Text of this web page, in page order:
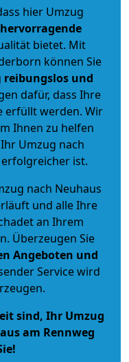
hier Umzug
hervorragende
bietet. Mit
können Sie
reibungslos und
dafür, dass Ihre
erfüllt werden. Wir
Ihnen zu helfen
Umzug nach
ist.
nach Neuhaus
und alle Ihre
an Ihrem
Überzeugen Sie
Angeboten und
Service wird
sind, Ihr Umzug
am Rennweg